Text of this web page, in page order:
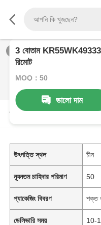
/ 0
3 বোতাম KR55WK49333
রিমোট
MOQ：50
ভালো দাম
পণ্যের বর্ণনা
উৎপত্তি স্থল চীন
ন্যূনতম চাহিদার পরিমাণ 50
প্যাকেজিং বিবরণ শক্ত
ডেলিভারি সময় 10-